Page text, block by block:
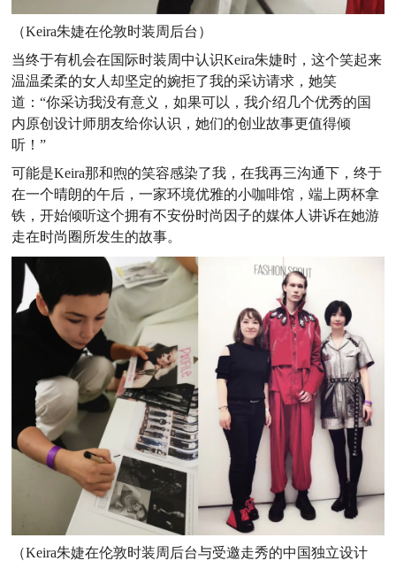
（Keira朱婕在伦敦时装周后台）
当终于有机会在国际时装周中认识Keira朱婕时，这个笑起来
温温柔柔的女人却坚定的婉拒了我的采访请求，她笑
道：“你采访我没有意义，如果可以，我介绍几个优秀的国
内原创设计师朋友给你认识，她们的创业故事更值得倾
听！”
可能是Keira那和煦的笑容感染了我，在我再三沟通下，终于
在一个晴朗的午后，一家环境优雅的小咖啡馆，端上两杯拿
铁，开始倾听这个拥有不安份时尚因子的媒体人讲诉在她游
走在时尚圈所发生的故事。
（Keira朱婕在伦敦时装周后台与受邀走秀的中国独立设计